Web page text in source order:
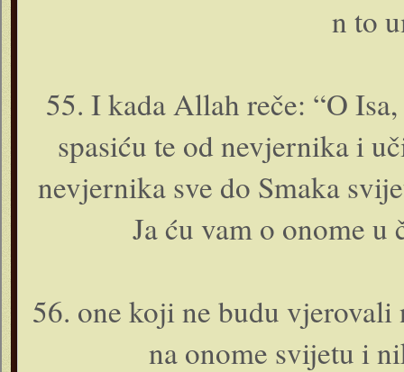
n to
55. I kada Allah reče: “O
spasiću te od nevjernika i
nevjernika sve do Smaka
Ja ću vam o o­nome u
56. o­ne koji ne budu vjerovali
na o­nome svijetu i